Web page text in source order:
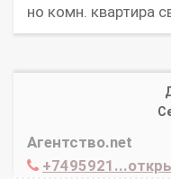
но комн. квартира
Агентство.net